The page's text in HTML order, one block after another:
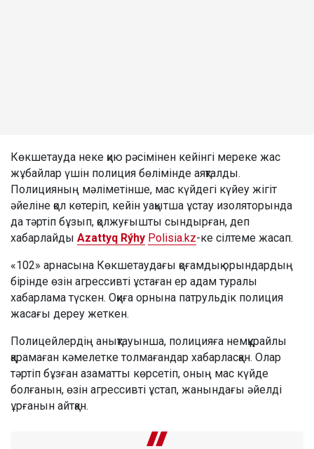
Көкшетауда неке қию рәсімінен кейінгі мереке жас
жұбайлар үшін полиция бөлімінде аяқталды.
Полицияның мәліметінше, мас күйдегі күйеу жігіт
әйеліне қол көтеріп, кейін уақытша ұстау изоляторында
да тәртіп бұзып, қолжуғышты сындырған, деп
хабарлайды Azattyq Rýhy Polisia.kz-ке сілтеме жасап.
«102» арнасына Көкшетаудағы қоғамдық орындардың
бірінде өзін агрессивті ұстаған ер адам туралы
хабарлама түскен. Оқиға орнына патрульдік полиция
жасағы дереу жеткен.
Полицейлердің анықтауынша, полицияға немқұрайлы
қарамаған кәмелетке толмағандар хабарласқан. Олар
тәртіп бұзған азаматты көрсетіп, оның мас күйде
болғанын, өзін агрессивті ұстап, жанындағы әйелді
ұрғанын айтқан.